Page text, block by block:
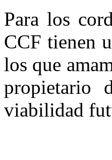
Para los
CCF tienen
los que
propietario
viabilidad